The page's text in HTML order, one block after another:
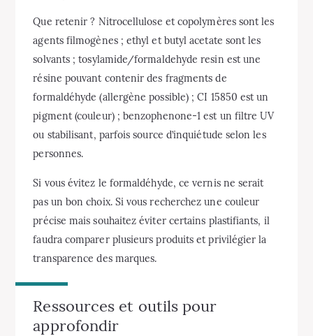
Que retenir ? Nitrocellulose et copolymères sont les
agents filmogènes ; ethyl et butyl acetate sont les
solvants ; tosylamide/formaldehyde resin est une
résine pouvant contenir des fragments de
formaldéhyde (allergène possible) ; CI 15850 est un
pigment (couleur) ; benzophenone-1 est un filtre UV
ou stabilisant, parfois source d’inquiétude selon les
personnes.
Si vous évitez le formaldéhyde, ce vernis ne serait
pas un bon choix. Si vous recherchez une couleur
précise mais souhaitez éviter certains plastifiants, il
faudra comparer plusieurs produits et privilégier la
transparence des marques.
Ressources et outils pour
approfondir